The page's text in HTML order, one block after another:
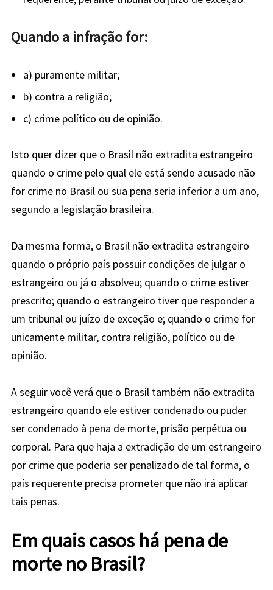
Quando a infração for:
a) puramente militar;
b) contra a religião;
c) crime político ou de opinião.
Isto quer dizer que o Brasil não extradita estrangeiro
quando o crime pelo qual ele está sendo acusado não
for crime no Brasil ou sua pena seria inferior a um ano,
segundo a legislação brasileira.
Da mesma forma, o Brasil não extradita estrangeiro
quando o próprio país possuir condições de julgar o
estrangeiro ou já o absolveu; quando o crime estiver
prescrito; quando o estrangeiro tiver que responder a
um tribunal ou juízo de exceção e; quando o crime for
unicamente militar, contra religião, político ou de
opinião.
A seguir você verá que o Brasil também não extradita
estrangeiro quando ele estiver condenado ou puder
ser condenado à pena de morte, prisão perpétua ou
corporal. Para que haja a extradição de um estrangeiro
por crime que poderia ser penalizado de tal forma, o
país requerente precisa prometer que não irá aplicar
tais penas.
Em quais casos há pena de
morte no Brasil?